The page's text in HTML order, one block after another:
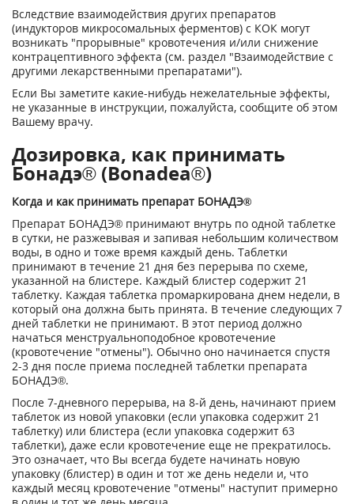
Вследствие взаимодействия других препаратов
(индукторов микросомальных ферментов) с КОК могут
возникать "прорывные" кровотечения и/или снижение
контрацептивного эффекта (см. раздел "Взаимодействие с
другими лекарственными препаратами").
Если Вы заметите какие-нибудь нежелательные эффекты,
не указанные в инструкции, пожалуйста, сообщите об этом
Вашему врачу.
Дозировка, как принимать
Бонадэ® (Bonadea®)
Когда и как принимать препарат БОНАДЭ®
Препарат БОНАДЭ® принимают внутрь по одной таблетке
в сутки, не разжевывая и запивая небольшим количеством
воды, в одно и тоже время каждый день. Таблетки
принимают в течение 21 дня без перерыва по схеме,
указанной на блистере. Каждый блистер содержит 21
таблетку. Каждая таблетка промаркирована днем недели, в
который она должна быть принята. В течение следующих 7
дней таблетки не принимают. В этот период должно
начаться менструальноподобное кровотечение
(кровотечение "отмены"). Обычно оно начинается спустя
2-3 дня после приема последней таблетки препарата
БОНАДЭ®.
После 7-дневного перерыва, на 8-й день, начинают прием
таблеток из новой упаковки (если упаковка содержит 21
таблетку) или блистера (если упаковка содержит 63
таблетки), даже если кровотечение еще не прекратилось.
Это означает, что Вы всегда будете начинать новую
упаковку (блистер) в один и тот же день недели и, что
каждый месяц кровотечение "отмены" наступит примерно